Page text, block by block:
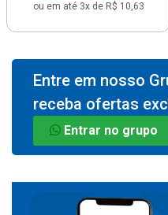
ou em até 3x de R$ 10,63
Entre em nosso
receba ofertas
Entrar no grupo